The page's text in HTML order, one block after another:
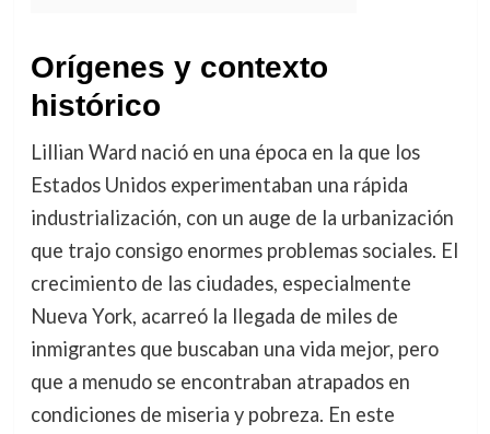
Orígenes y contexto
histórico
Lillian Ward nació en una época en la que los
Estados Unidos experimentaban una rápida
industrialización, con un auge de la urbanización
que trajo consigo enormes problemas sociales. El
crecimiento de las ciudades, especialmente
Nueva York, acarreó la llegada de miles de
inmigrantes que buscaban una vida mejor, pero
que a menudo se encontraban atrapados en
condiciones de miseria y pobreza. En este